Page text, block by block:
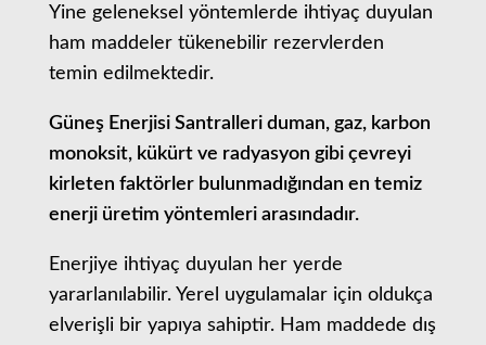
Yine geleneksel yöntemlerde ihtiyaç duyulan
ham maddeler tükenebilir rezervlerden
temin edilmektedir.
Güneş Enerjisi Santralleri duman, gaz, karbon
monoksit, kükürt ve radyasyon gibi çevreyi
kirleten faktörler bulunmadığından en temiz
enerji üretim yöntemleri arasındadır.
Enerjiye ihtiyaç duyulan her yerde
yararlanılabilir. Yerel uygulamalar için oldukça
elverişli bir yapıya sahiptir. Ham maddede dış